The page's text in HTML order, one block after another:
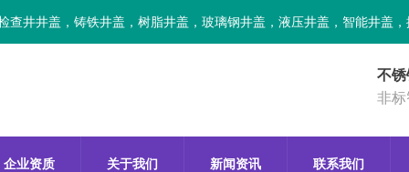
井井盖，铸铁井盖，树脂井盖，玻璃钢井盖，液压井盖，智能井盖
不
非
企业资质 关于我们 新闻资讯 联系我们